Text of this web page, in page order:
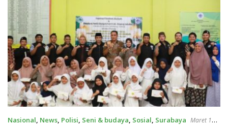
Nasional, News, Polisi, Seni & budaya, Sosial, Surabaya Maret 15,